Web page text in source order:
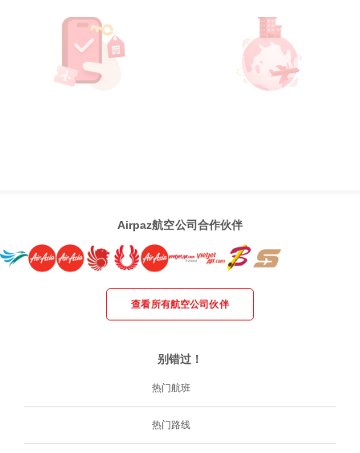
Airpaz航空公司合作伙伴
查看所有航空公司伙伴
别错过！
热门航班
热门路线